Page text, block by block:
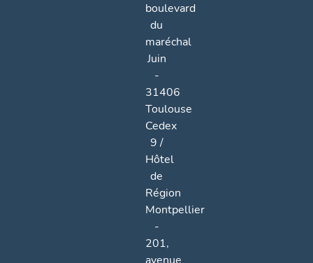
boulevard
du
maréchal
Juin
-
31406
Toulouse
Cedex
9 /
Hôtel
de
Région
Montpellier
-
201,